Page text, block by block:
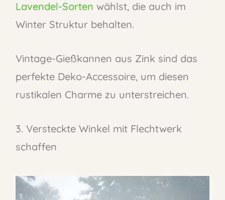
Lavendel-Sorten wählst, die auch im
Winter Struktur behalten.
Vintage-Gießkannen aus Zink sind das
perfekte Deko-Accessoire, um diesen
rustikalen Charme zu unterstreichen.
3. Versteckte Winkel mit Flechtwerk
schaffen